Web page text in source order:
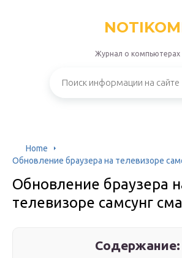
Журнал о компьютерах
Home
Обновление браузера на телевизоре
Обновление браузера
телевизоре самсунг
Содержание: